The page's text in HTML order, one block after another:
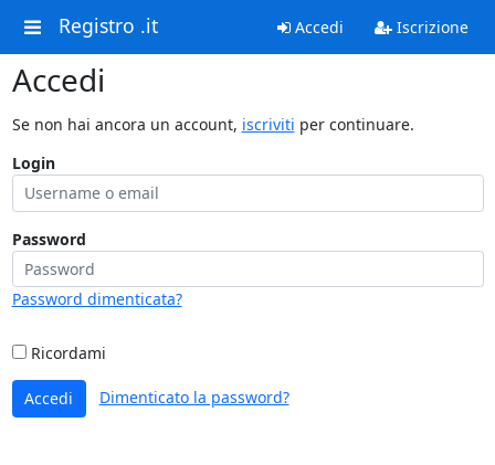
Registro .it Accedi Iscrizione
Accedi
Se non hai ancora un account, iscriviti per continuare.
Login
Password
Password dimenticata?
Ricordami
Accedi Dimenticato la password?